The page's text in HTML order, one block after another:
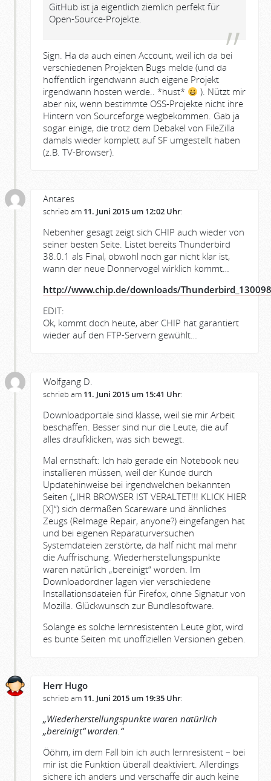
GitHub ist ja eigentlich ziemlich perfekt für
Open-Source-Projekte.
Sign. Ha da auch einen Account, weil ich da bei
verschiedenen Projekten Bugs melde (und da
hoffentlich irgendwann auch eigene Projekt
irgendwann hosten werde.. *hust*
). Nützt mir
aber nix, wenn bestimmte OSS-Projekte nicht ihre
Hintern von Sourceforge wegbekommen. Gab ja
sogar einige, die trotz dem Debakel von FileZilla
damals wieder komplett auf SF umgestellt haben
(z.B. TV-Browser).
Antares
schrieb am 11. Juni 2015 um 12:02 Uhr:
Nebenher gesagt zeigt sich CHIP auch wieder von
seiner besten Seite. Listet bereits Thunderbird
38.0.1 als Final, obwohl noch gar nicht klar ist,
wann der neue Donnervogel wirklich kommt…
http://www.chip.de/downloads/
EDIT:
Ok, kommt doch heute, aber CHIP hat garantiert
wieder auf den FTP-Servern gewühlt…
Wolfgang D.
schrieb am 11. Juni 2015 um 15:41 Uhr:
Downloadportale sind klasse, weil sie mir Arbeit
beschaffen. Besser sind nur die Leute, die auf
alles draufklicken, was sich bewegt.
Mal ernsthaft: Ich hab gerade ein Notebook neu
installieren müssen, weil der Kunde durch
Updatehinweise bei irgendwelchen bekannten
Seiten („IHR BROWSER IST VERALTET!!! KLICK HIER
[X]“) sich dermaßen Scareware und ähnliches
Zeugs (ReImage Repair, anyone?) eingefangen hat
und bei eigenen Reparaturversuchen
Systemdateien zerstörte, da half nicht mal mehr
die Auffrischung. Wiederherstellungspunkte
waren natürlich „bereinigt“ worden. Im
Downloadordner lagen vier verschiedene
Installationsdateien für Firefox, ohne Signatur von
Mozilla. Glückwunsch zur Bundlesoftware.
Solange es solche lernresistenten Leute gibt, wird
es bunte Seiten mit unoffiziellen Versionen geben.
Herr Hugo
schrieb am 11. Juni 2015 um 19:35 Uhr:
„Wiederherstellungspunkte waren natürlich
„bereinigt“ worden.“
Ööhm, im dem Fall bin ich auch lernresistent – bei
mir ist die Funktion überall deaktiviert. Allerdings
sichere ich anders und verschaffe dir auch keine